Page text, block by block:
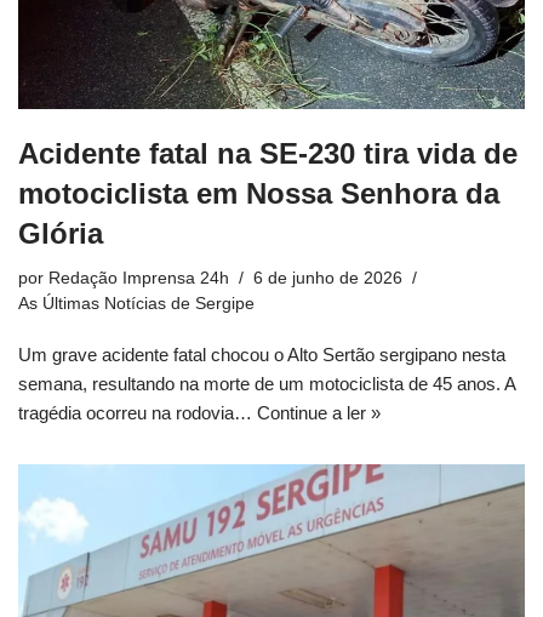
Acidente fatal na SE-230 tira vida de
motociclista em Nossa Senhora da
Glória
por Redação Imprensa 24h
6 de junho de 2026
As Últimas Notícias de Sergipe
Um grave acidente fatal chocou o Alto Sertão sergipano nesta
semana, resultando na morte de um motociclista de 45 anos. A
tragédia ocorreu na rodovia… Continue a ler »